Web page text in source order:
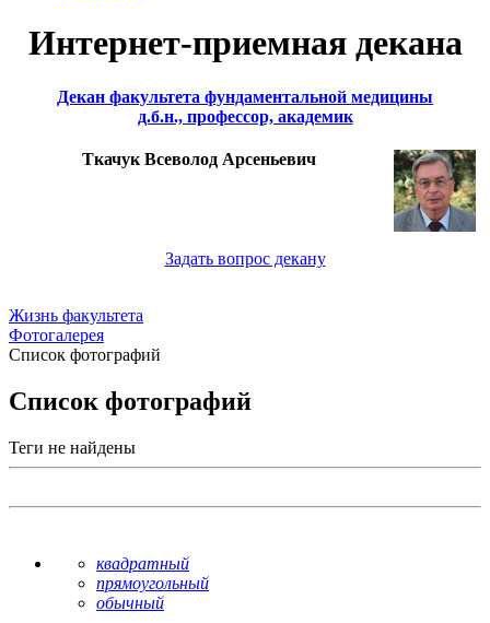
Интернет-приемная декана
Декан факультета фундаментальной медицины
д.б.н., профессор, академик
Ткачук Всеволод Арсеньевич
Задать вопрос декану
Жизнь факультета
Фотогалерея
Список фотографий
Список фотографий
Теги не найдены
квадратный
прямоугольный
обычный